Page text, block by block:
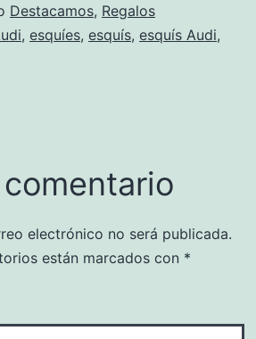
Destacamos, Regalos
, esquíes, esquís, esquís Audi,
electrónico no será publicada.
están marcados con *